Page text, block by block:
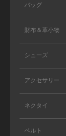
バッグ
財布＆革小物
シューズ
アクセサリー
ネクタイ
ベルト